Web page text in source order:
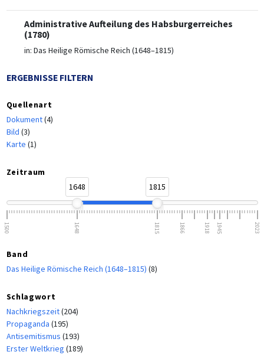
Administrative Aufteilung des Habsburgerreiches
(1780)
in: Das Heilige Römische Reich (1648–1815)
ERGEBNISSE FILTERN
Quellenart
Dokument(4)
Bild (3)
Karte (1)
Zeitraum
1648
1815
1500 1648 1815 1866 1918 1945 2023
Band
Das Heilige Römische Reich (1648–1815) (8)
Schlagwort
Nachkriegszeit(204)
Propaganda (195)
Antisemitismus (193)
Erster Weltkrieg (189)